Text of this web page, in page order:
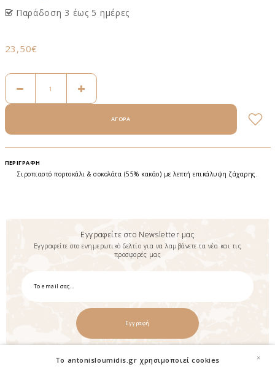
Παράδοση 3 έως 5 ημέρες
23,50€
ΠΕΡΙΓΡΑΦΉ
Σιροπιαστό πορτοκάλι & σοκολάτα (55% κακάο) με λεπτή επικάλυψη ζάχαρης.
Εγγραφείτε στο Newsletter μας
Εγγραφείτε στο ενημερωτικό δελτίο για να λαμβάνετε τα νέα και τις
προσφορές μας
Εγγραφή
×
To antonisloumidis.gr χρησιμοποιεί cookies